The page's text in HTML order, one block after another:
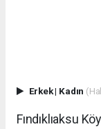
Erkek| Kadın
Fındıklıaksu